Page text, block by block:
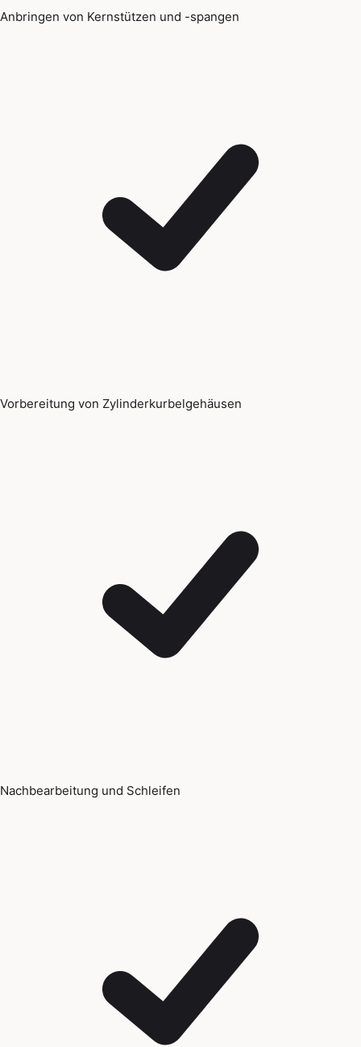
Anbringen von Kernstützen und -spangen
Vorbereitung von Zylinderkurbelgehäusen
Nachbearbeitung und Schleifen